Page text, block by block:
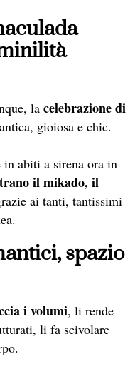
la celebrazione di
gioiosa e chic.
in abiti a sirena ora in
il mikado, il
ai tanti, tantissimi
spazio
i volumi, li rende
li fa scivolare